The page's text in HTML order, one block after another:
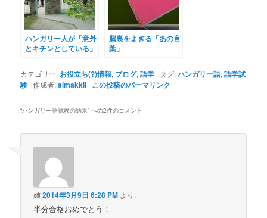
ハンガリー人が「意外
とキチンとしている」
脳裏をよぎる「あの言
葉」
カテゴリー: お役立ち(?)情報, ブログ,語学 タグ:ハンガリー語,語学試
験 作成者:almakkii この投稿のパーマリンク
“ハンガリー語試験の結果” への2件のコメント
姉2014年3月9日 6:28 PM より:
半分合格おめでとう！